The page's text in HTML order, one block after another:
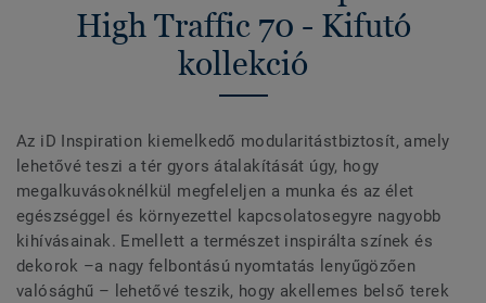
High Traffic 70 - Kifutó
kollekció
Az iD Inspiration kiemelkedő modularitástbiztosít, amely
lehetővé teszi a tér gyors átalakítását úgy, hogy
megalkuvásoknélkül megfeleljen a munka és az élet
egészséggel és környezettel kapcsolatosegyre nagyobb
kihívásainak. Emellett a természet inspirálta színek és
dekorok –a nagy felbontású nyomtatás lenyűgözően
valósághű – lehetővé teszik, hogy akellemes belső terek